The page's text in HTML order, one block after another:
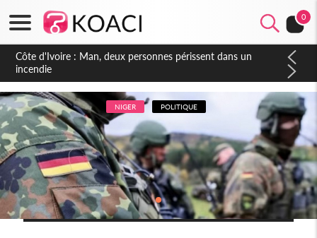
0
Côte d'Ivoire : Séileu, la célébration de la fête nationale
transformée en vaste campagne contre les produits
dépigmentants dangereux
NIGER POLITIQUE